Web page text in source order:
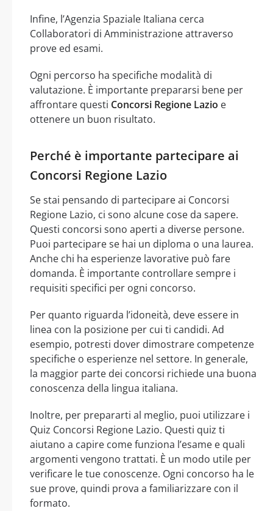
Infine, l’Agenzia Spaziale Italiana cerca
Collaboratori di Amministrazione attraverso
prove ed esami.
Ogni percorso ha specifiche modalità di
valutazione. È importante prepararsi bene per
affrontare questi Concorsi Regione Lazio e
ottenere un buon risultato.
Perché è importante partecipare ai
Concorsi Regione Lazio
Se stai pensando di partecipare ai Concorsi
Regione Lazio, ci sono alcune cose da sapere.
Questi concorsi sono aperti a diverse persone.
Puoi partecipare se hai un diploma o una laurea.
Anche chi ha esperienze lavorative può fare
domanda. È importante controllare sempre i
requisiti specifici per ogni concorso.
Per quanto riguarda l’idoneità, deve essere in
linea con la posizione per cui ti candidi. Ad
esempio, potresti dover dimostrare competenze
specifiche o esperienze nel settore. In generale,
la maggior parte dei concorsi richiede una buona
conoscenza della lingua italiana.
Inoltre, per prepararti al meglio, puoi utilizzare i
Quiz Concorsi Regione Lazio. Questi quiz ti
aiutano a capire come funziona l’esame e quali
argomenti vengono trattati. È un modo utile per
verificare le tue conoscenze. Ogni concorso ha le
sue prove, quindi prova a familiarizzare con il
formato.